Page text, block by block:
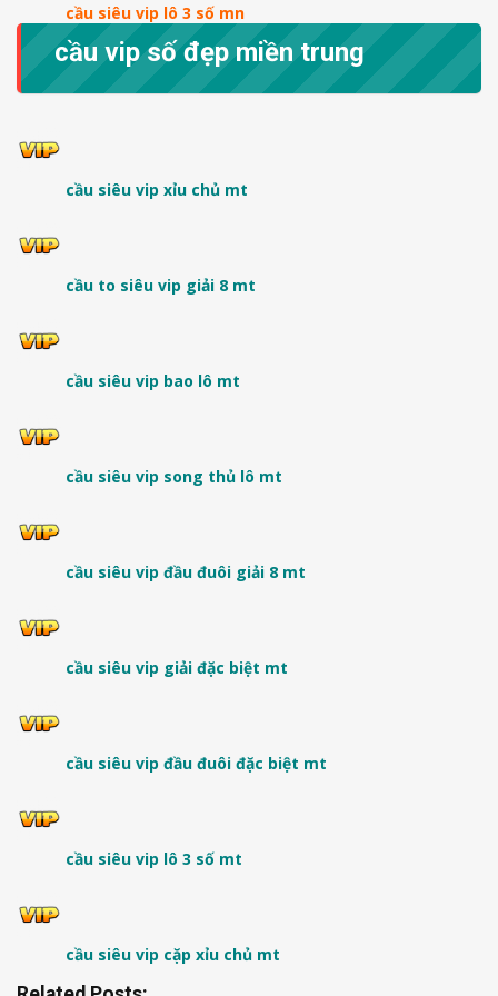
cầu siêu vip lô 3 số mn
cầu vip số đẹp miền trung
cầu siêu vip xỉu chủ mt
cầu to siêu vip giải 8 mt
cầu siêu vip bao lô mt
cầu siêu vip song thủ lô mt
cầu siêu vip đầu đuôi giải 8 mt
cầu siêu vip giải đặc biệt mt
cầu siêu vip đầu đuôi đặc biệt mt
cầu siêu vip lô 3 số mt
cầu siêu vip cặp xỉu chủ mt